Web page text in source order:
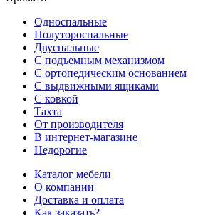
Односпальные
Полутороспальные
Двуспальные
С подъемным механизмом
С ортопедическим основанием
С выдвижными ящиками
С ковкой
Тахта
От производителя
В интернет-магазине
Недорогие
Каталог мебели
О компании
Доставка и оплата
Как заказать?